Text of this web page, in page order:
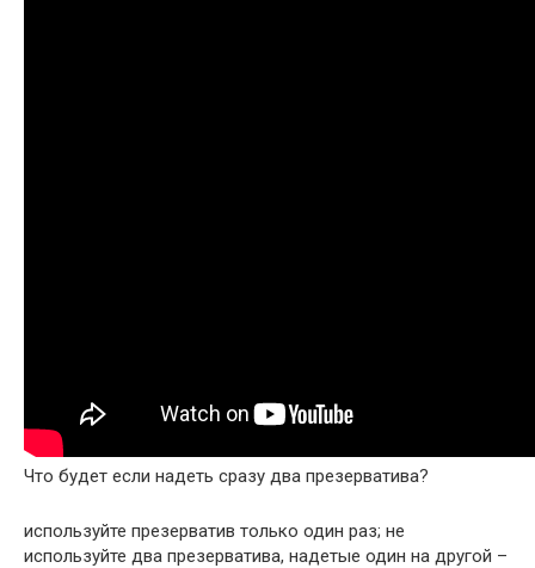
Что будет если надеть сразу два презерватива?
используйте презерватив только один раз; не
используйте два презерватива, надетые один на другой –